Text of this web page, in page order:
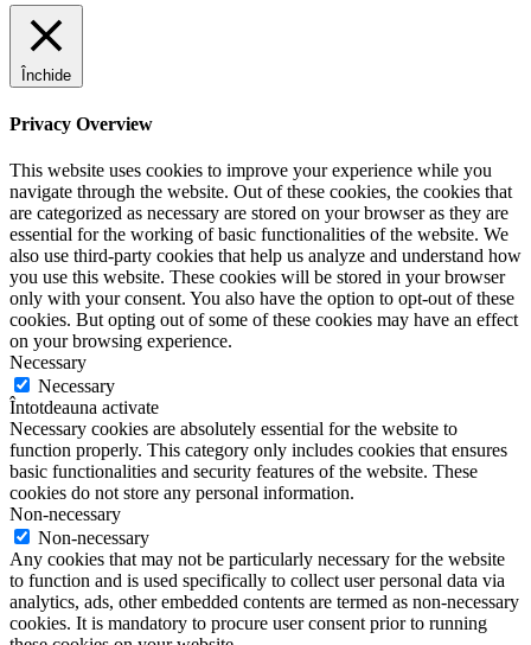
Închide
Privacy Overview
This website uses cookies to improve your experience while you
navigate through the website. Out of these cookies, the cookies that
are categorized as necessary are stored on your browser as they are
essential for the working of basic functionalities of the website. We
also use third-party cookies that help us analyze and understand how
you use this website. These cookies will be stored in your browser
only with your consent. You also have the option to opt-out of these
cookies. But opting out of some of these cookies may have an effect
on your browsing experience.
Necessary
Necessary
Întotdeauna activate
Necessary cookies are absolutely essential for the website to
function properly. This category only includes cookies that ensures
basic functionalities and security features of the website. These
cookies do not store any personal information.
Non-necessary
Non-necessary
Any cookies that may not be particularly necessary for the website
to function and is used specifically to collect user personal data via
analytics, ads, other embedded contents are termed as non-necessary
cookies. It is mandatory to procure user consent prior to running